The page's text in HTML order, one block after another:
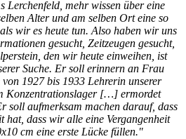
Ler­chen­­feld, mehr wissen über eine
Alter und am selben Ort eine so
wir es heute tun. Also haben wir uns
ge­sucht, Zeit­zeugen gesucht,
den wir heute einweihen, ist
Suche. Er soll er­innern an Frau
1927 bis 1933 Lehrerin unserer
Kon­zentrationslager […] ermordet
soll aufmerksam machen darauf, dass
hat, dass wir alle eine Ver­gan­genheit
cm eine erste Lücke füllen."